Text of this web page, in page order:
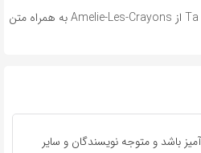
آهنگ فرانسوی Ta P’tite Flamme از Amelie-Les-Crayons به همراه متن
باشد و متوجه نویسندگان و سایر